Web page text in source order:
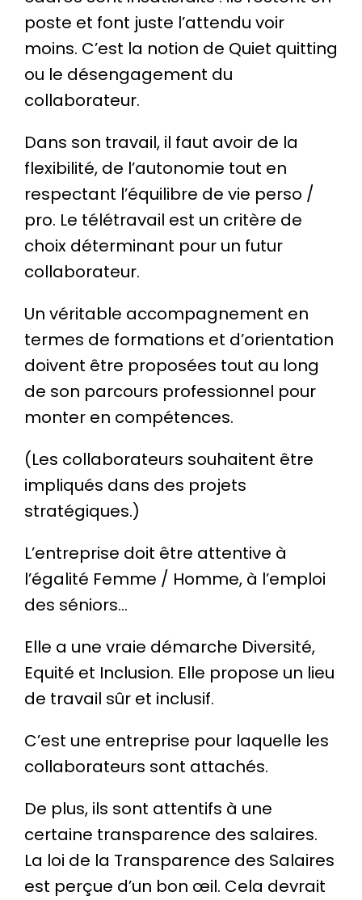
poste et font juste l’attendu voir
moins. C’est la notion de Quiet quitting
ou le désengagement du
collaborateur.
Dans son travail, il faut avoir de la
flexibilité, de l’autonomie tout en
respectant l’équilibre de vie perso /
pro. Le télétravail est un critère de
choix déterminant pour un futur
collaborateur.
Un véritable accompagnement en
termes de formations et d’orientation
doivent être proposées tout au long
de son parcours professionnel pour
monter en compétences.
(Les collaborateurs souhaitent être
impliqués dans des projets
stratégiques.)
L’entreprise doit être attentive à
l’égalité Femme / Homme, à l’emploi
des séniors…
Elle a une vraie démarche Diversité,
Equité et Inclusion. Elle propose un lieu
de travail sûr et inclusif.
C’est une entreprise pour laquelle les
collaborateurs sont attachés.
De plus, ils sont attentifs à une
certaine transparence des salaires.
La loi de la Transparence des Salaires
est perçue d’un bon œil. Cela devrait